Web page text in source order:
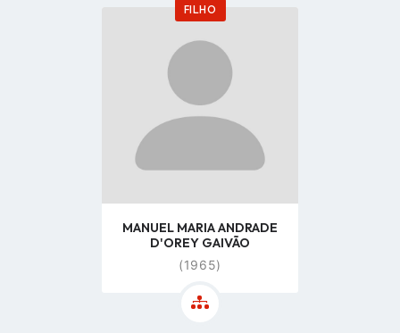
FILHO
Go
profile
page
MANUEL MARIA ANDRADE
D'OREY GAIVÃO
(1965)